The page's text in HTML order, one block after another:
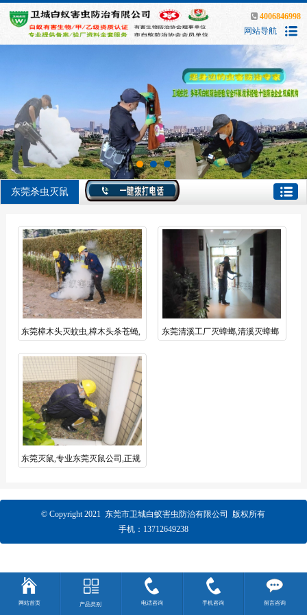
4006846998
网站导航
东莞杀虫灭鼠
东莞樟木头灭蚊虫,樟木头杀苍蝇,
东莞清溪工厂灭蟑螂,清溪灭蟑螂
东莞灭鼠,专业东莞灭鼠公司,正规
© Copyright 2021 东莞市卫城白蚁害虫防治有限公司 版权所有
手机：13712649238
网站首页 产品类别 电话咨询 手机咨询 留言咨询